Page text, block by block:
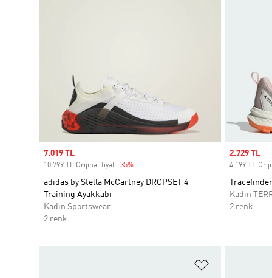
Sale price
7.019 TL
10.799 TL Orijinal fiyat -35%
adidas by Stella McCartney DROPSET 4
Training Ayakkabı
Kadın Sportswear
2 renk
Sale price
2.729 TL
4.199 TL
Kadın
2 renk